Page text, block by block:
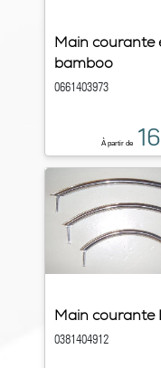
Main courante
bamboo
0661403973
À partir de
Main courante
0381404912